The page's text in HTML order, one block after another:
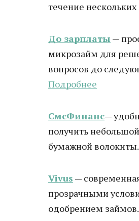
течение
До зарплаты —
микрозайм для
вопросов до
Подробнее
СмсФинанс—
получить
бумажной волокиты.
Vivus —
прозрачными
одобрением займов.